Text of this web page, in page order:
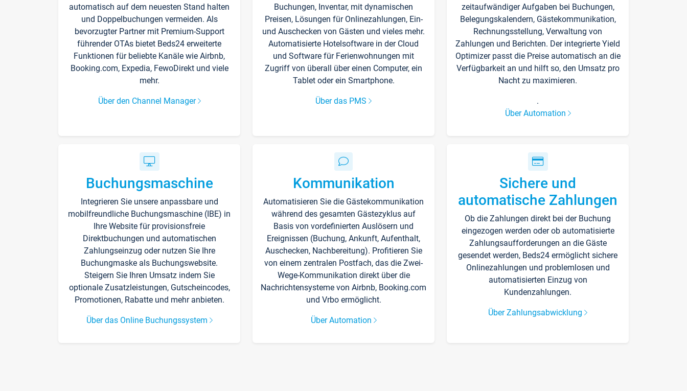
automatisch auf dem neuesten Stand halten
und Doppelbuchungen vermeiden. Als
bevorzugter Partner mit Premium-Support
führender OTAs bietet Beds24 erweiterte
Funktionen für beliebte Kanäle wie Airbnb,
Booking.com, Expedia, FewoDirekt und viele
mehr.
Über den Channel Manager
Buchungen, Inventar, mit dynamischen
Preisen, Lösungen für Onlinezahlungen, Ein-
und Auschecken von Gästen und vieles mehr.
Automatisierte Hotelsoftware in der Cloud
und Software für Ferienwohnungen mit
Zugriff von überall über einen Computer, ein
Tablet oder ein Smartphone.
Über das PMS
zeitaufwändiger Aufgaben bei Buchungen,
Belegungskalendern, Gästekommunikation,
Rechnungsstellung, Verwaltung von
Zahlungen und Berichten. Der integrierte Yield
Optimizer passt die Preise automatisch an die
Verfügbarkeit an und hilft so, den Umsatz pro
Nacht zu maximieren.
.
Über Automation
Buchungsmaschine
Integrieren Sie unsere anpassbare und
mobilfreundliche Buchungsmaschine (IBE) in
Ihre Website für provisionsfreie
Direktbuchungen und automatischen
Zahlungseinzug oder nutzen Sie Ihre
Buchungmaske als Buchungswebsite.
Steigern Sie Ihren Umsatz indem Sie
optionale Zusatzleistungen, Gutscheincodes,
Promotionen, Rabatte und mehr anbieten.
Über das Online Buchungssystem
Kommunikation
Automatisieren Sie die Gästekommunikation
während des gesamten Gästezyklus auf
Basis von vordefinierten Auslösern und
Ereignissen (Buchung, Ankunft, Aufenthalt,
Auschecken, Nachbereitung). Profitieren Sie
von einem zentralen Postfach, das die Zwei-
Wege-Kommunikation direkt über die
Nachrichtensysteme von Airbnb, Booking.com
und Vrbo ermöglicht.
Über Automation
Sichere und
automatische Zahlungen
Ob die Zahlungen direkt bei der Buchung
eingezogen werden oder ob automatisierte
Zahlungsaufforderungen an die Gäste
gesendet werden, Beds24 ermöglicht sichere
Onlinezahlungen und problemlosen und
automatisierten Einzug von
Kundenzahlungen.
Über Zahlungsabwicklung